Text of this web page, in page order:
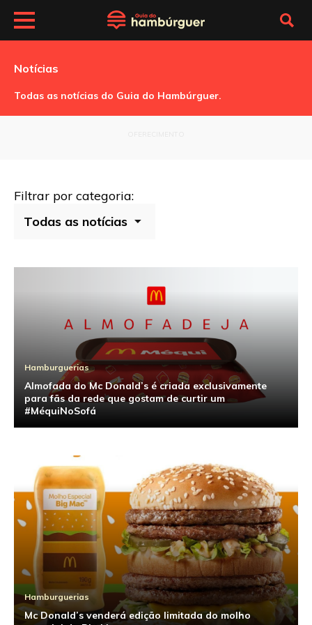
Notícias
Todas as notícias do Guia do Hambúrguer.
Filtrar por categoria:
Hamburguerias
Almofada do Mc Donald’s é criada exclusivamente
para fãs da rede que gostam de curtir um
#MéquiNoSofá
Hamburguerias
Mc Donald’s venderá edição limitada do molho